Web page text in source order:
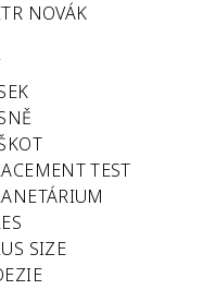
NOVÁK
TEST
SIZE